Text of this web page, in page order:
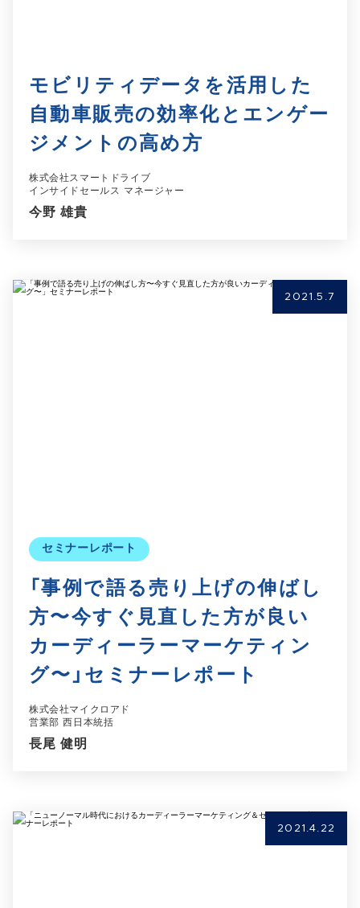
モビリティデータを活用した
自動車販売の効率化とエンゲー
ジメントの高め方
株式会社スマートドライブ
インサイドセールス マネージャー
今野 雄貴
セミナーレポート
「事例で語る売り上げの伸ばし
方〜今すぐ見直した方が良い
カーディーラーマーケティン
グ〜」セミナーレポート
2021.5.7
株式会社マイクロアド
営業部 西日本統括
長尾 健明
2021.4.22